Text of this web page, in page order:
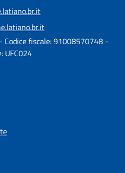
fiscale: 91008570748 -
UFC024